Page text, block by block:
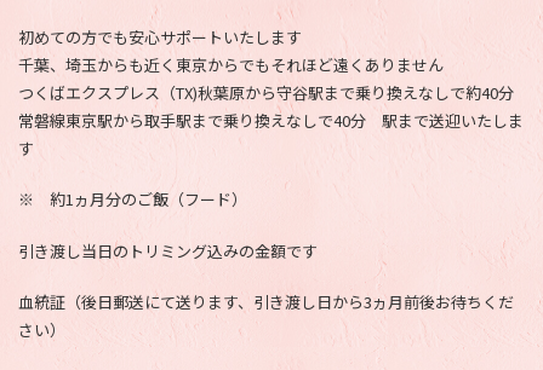
初めての方でも安心サポートいたします
千葉、埼玉からも近く東京からでもそれほど遠くありません
つくばエクスプレス（TX)秋葉原から守谷駅まで乗り換えなしで約40分
常磐線東京駅から取手駅まで乗り換えなしで40分 駅まで送迎いたしま
す
※ 約1ヵ月分のご飯（フード）
引き渡し当日のトリミング込みの金額です
血統証（後日郵送にて送ります、引き渡し日から3ヵ月前後お待ちくだ
さい）